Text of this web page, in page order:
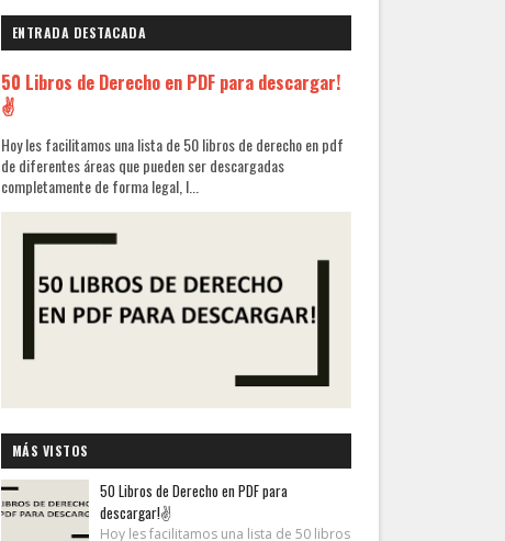
ENTRADA DESTACADA
50 Libros de Derecho en PDF para descargar!
✌
Hoy les facilitamos una lista de 50 libros de derecho en pdf
de diferentes áreas que pueden ser descargadas
completamente de forma legal, l...
MÁS VISTOS
50 Libros de Derecho en PDF para
descargar!✌
Hoy les facilitamos una lista de 50 libros